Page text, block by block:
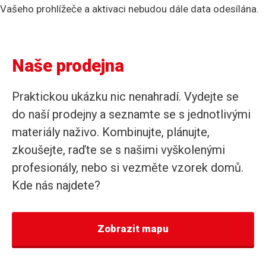
Vašeho prohlížeče a aktivaci nebudou dále data odesílána.
Naše prodejna
Praktickou ukázku nic nenahradí. Vydejte se
do naší prodejny a seznamte se s jednotlivými
materiály naživo. Kombinujte, plánujte,
zkoušejte, raďte se s našimi vyškolenými
profesionály, nebo si vezměte vzorek domů.
Kde nás najdete?
Zobrazit mapu